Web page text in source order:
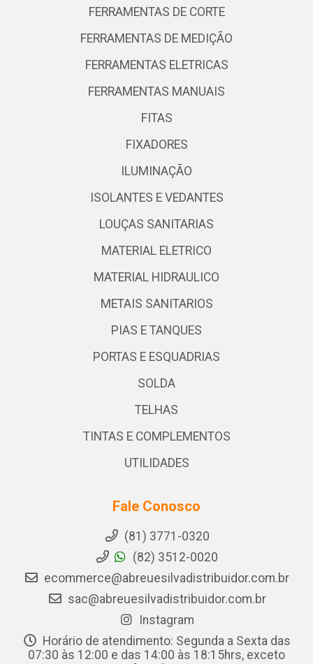
FERRAMENTAS DE CORTE
FERRAMENTAS DE MEDIÇÃO
FERRAMENTAS ELETRICAS
FERRAMENTAS MANUAIS
FITAS
FIXADORES
ILUMINAÇÃO
ISOLANTES E VEDANTES
LOUÇAS SANITARIAS
MATERIAL ELETRICO
MATERIAL HIDRAULICO
METAIS SANITARIOS
PIAS E TANQUES
PORTAS E ESQUADRIAS
SOLDA
TELHAS
TINTAS E COMPLEMENTOS
UTILIDADES
Fale Conosco
(81) 3771-0320
(82) 3512-0020
ecommerce@abreuesilvadistribuidor.com.br
sac@abreuesilvadistribuidor.com.br
Instagram
Horário de atendimento: Segunda a Sexta das
07:30 às 12:00 e das 14:00 às 18:15hrs, exceto